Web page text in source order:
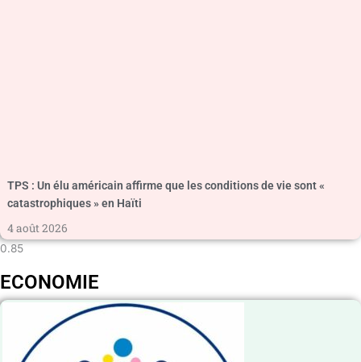
TPS : Un élu américain affirme que les conditions de vie sont «
catastrophiques » en Haïti
4 août 2026
ECONOMIE